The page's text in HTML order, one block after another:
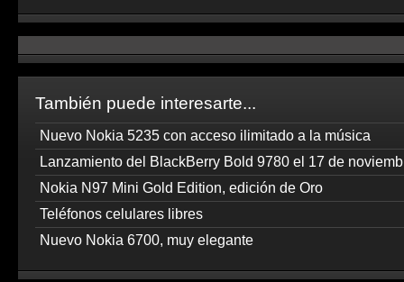
También puede interesarte...
Nuevo Nokia 5235 con acceso ilimitado a la música
Lanzamiento del BlackBerry Bold 9780 el 17 de
Nokia N97 Mini Gold Edition, edición de Oro
Teléfonos celulares libres
Nuevo Nokia 6700, muy elegante